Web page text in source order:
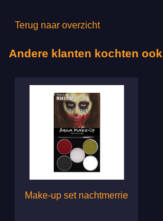
Terug naar overzicht
Andere klanten kochten ook
Make-up set nachtmerrie